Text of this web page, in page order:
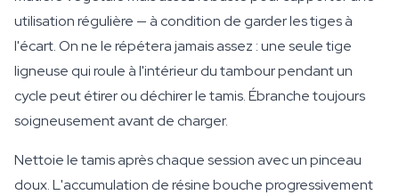
utilisation régulière — à condition de garder les tiges à
l'écart. On ne le répétera jamais assez : une seule tige
ligneuse qui roule à l'intérieur du tambour pendant un
cycle peut étirer ou déchirer le tamis. Ébranche toujours
soigneusement avant de charger.
Nettoie le tamis après chaque session avec un pinceau
doux. L'accumulation de résine bouche progressivement